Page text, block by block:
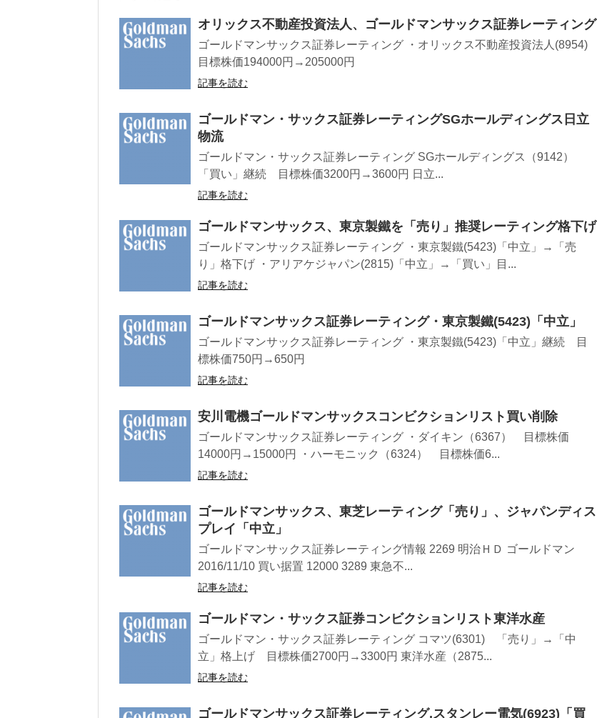
オリックス不動産投資法人、ゴールドマンサックス証券レーティング
ゴールドマンサックス証券レーティング ・オリックス不動産投資法人(8954)
目標株価194000円→205000円
記事を読む
ゴールドマン・サックス証券レーティングSGホールディングス日立
物流
ゴールドマン・サックス証券レーティング SGホールディングス（9142）
「買い」継続 目標株価3200円→3600円 日立...
記事を読む
ゴールドマンサックス、東京製鐵を「売り」推奨レーティング格下げ
ゴールドマンサックス証券レーティング ・東京製鐵(5423)「中立」→「売
り」格下げ ・アリアケジャパン(2815)「中立」→「買い」目...
記事を読む
ゴールドマンサックス証券レーティング・東京製鐵(5423)「中立」
ゴールドマンサックス証券レーティング ・東京製鐵(5423)「中立」継続 目
標株価750円→650円
記事を読む
安川電機ゴールドマンサックスコンビクションリスト買い削除
ゴールドマンサックス証券レーティング ・ダイキン（6367） 目標株価
14000円→15000円 ・ハーモニック（6324） 目標株価6...
記事を読む
ゴールドマンサックス、東芝レーティング「売り」、ジャパンディス
プレイ「中立」
ゴールドマンサックス証券レーティング情報 2269 明治ＨＤ ゴールドマン
2016/11/10 買い据置 12000 3289 東急不...
記事を読む
ゴールドマン・サックス証券コンビクションリスト東洋水産
ゴールドマン・サックス証券レーティング コマツ(6301) 「売り」→「中
立」格上げ 目標株価2700円→3300円 東洋水産（2875...
記事を読む
ゴールドマンサックス証券レーティング,スタンレー電気(6923)「買